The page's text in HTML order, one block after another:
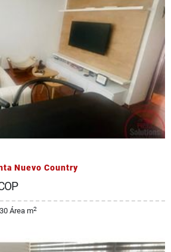
Nuevo Country
Área m2